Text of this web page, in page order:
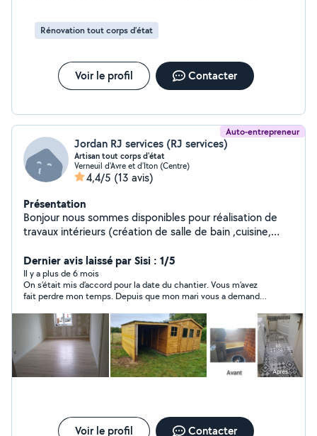
Rénovation tout corps d’état
Voir le profil Contacter
Auto-entrepreneur
Jordan RJ services (RJ services)
Artisan tout corps d'état
Verneuil d'Avre et d'Iton (Centre)
4,4/5 (13 avis)
Présentation
Bonjour nous sommes disponibles pour réalisation de
travaux intérieurs (création de salle de bain ,cuisine,
etc...) travaux extérieurs entretien création parc et
jardin N'hésitez pas à nous contacter Devis rapide Rj
services
Dernier avis laissé par Sisi : 1/5
Il y a plus de 6 mois
On s’était mis d’accord pour la date du chantier. Vous m’avez
fait perdre mon temps. Depuis que mon mari vous a demandé
pas revu avant deux semaines, et là vous me répondez que
vous avez trop de travail. Quand vous étiez là, je vous ai vu faire
un clin d’œil derrière mon dos en rigolant. Vous prenez vraiment
les gens pour des imbéciles. Croyez-moi, je n’oublierai pas ça.
Vous méritez ce commentaire."**
Voir le profil Contacter